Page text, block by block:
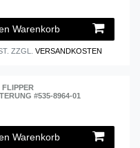
Warenkorb
ZZGL.VERSANDKOSTEN
#535-8964-01
Warenkorb